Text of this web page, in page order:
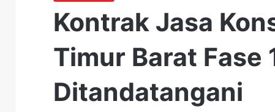
Kontrak Jasa
Timur Barat Fase
Ditandatangani